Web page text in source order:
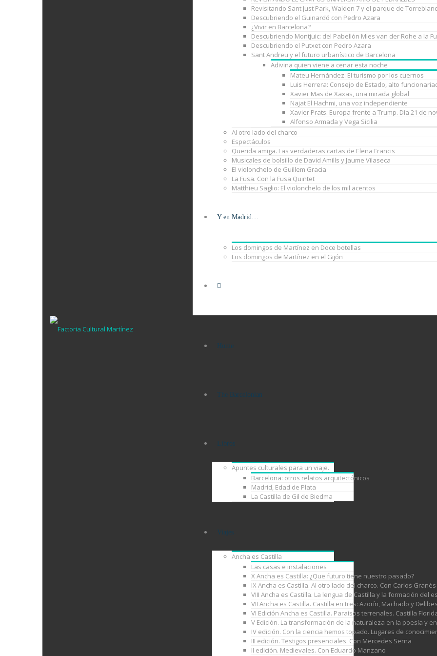
Revisitando Sant Just Park, Walden 7 y el parque de
Descubriendo el Guinardó con Pedro Azara
¿Vivir en Barcelona?
Descubriendo Montjuic: del Pabellón Mies van der Rohe a la
Descubriendo el Putxet con Pedro Azara
Sant Andreu y el futuro urbanístico de Barcelona
Adivina quien viene a cenar esta noche
Mateu Hernández: El turismo por los cuernos
Luis Herrera: Consejo de Estado, alto
Xavier Mas de Xaxas, una mirada global
Najat El Hachmi, una voz independiente
Xavier Prats. Europa frente a Trump. Día 21 de
Alfonso Armada y Vega Sicilia
Al otro lado del charco
Espectáculos
Querida amiga. Las verdaderas cartas de Elena Francis
Musicales de bolsillo de David Amills y Jaume Vilaseca
El violonchelo de Guillem Gracia
La Fusa. Con la Fusa Quintet
Matthieu Saglio: El violonchelo de los mil acentos
Y en Madrid…
Los domingos de Martínez en Doce botellas
Los domingos de Martínez en el Gijón
Home
The Barcelonian
Libros
Apuntes culturales para un viaje.
Barcelona: otros relatos arquitectónicos
Madrid, Edad de Plata
La Castilla de Gil de Biedma
Viajes
Ancha es Castilla
Las casas e instalaciones
X Ancha es Castilla: ¿Que futuro tiene nuestro pasado?
IX Ancha es Castilla. Al otro lado del charco. Con Carlos Granés
VIII Ancha es Castilla. La lengua de Castilla y la formación del
VII Ancha es Castilla. Castilla en tres: Azorín, Machado y
VI Edición Ancha es Castilla. Paraísos terrenales. Castilla
V Edición. La transformación de la naturaleza en la poesía y
IV edición. Con la ciencia hemos topado. Lugares de
III edición. Testigos presenciales. Con Mercedes Serna
II edición. Medievales. Con Eduardo Manzano